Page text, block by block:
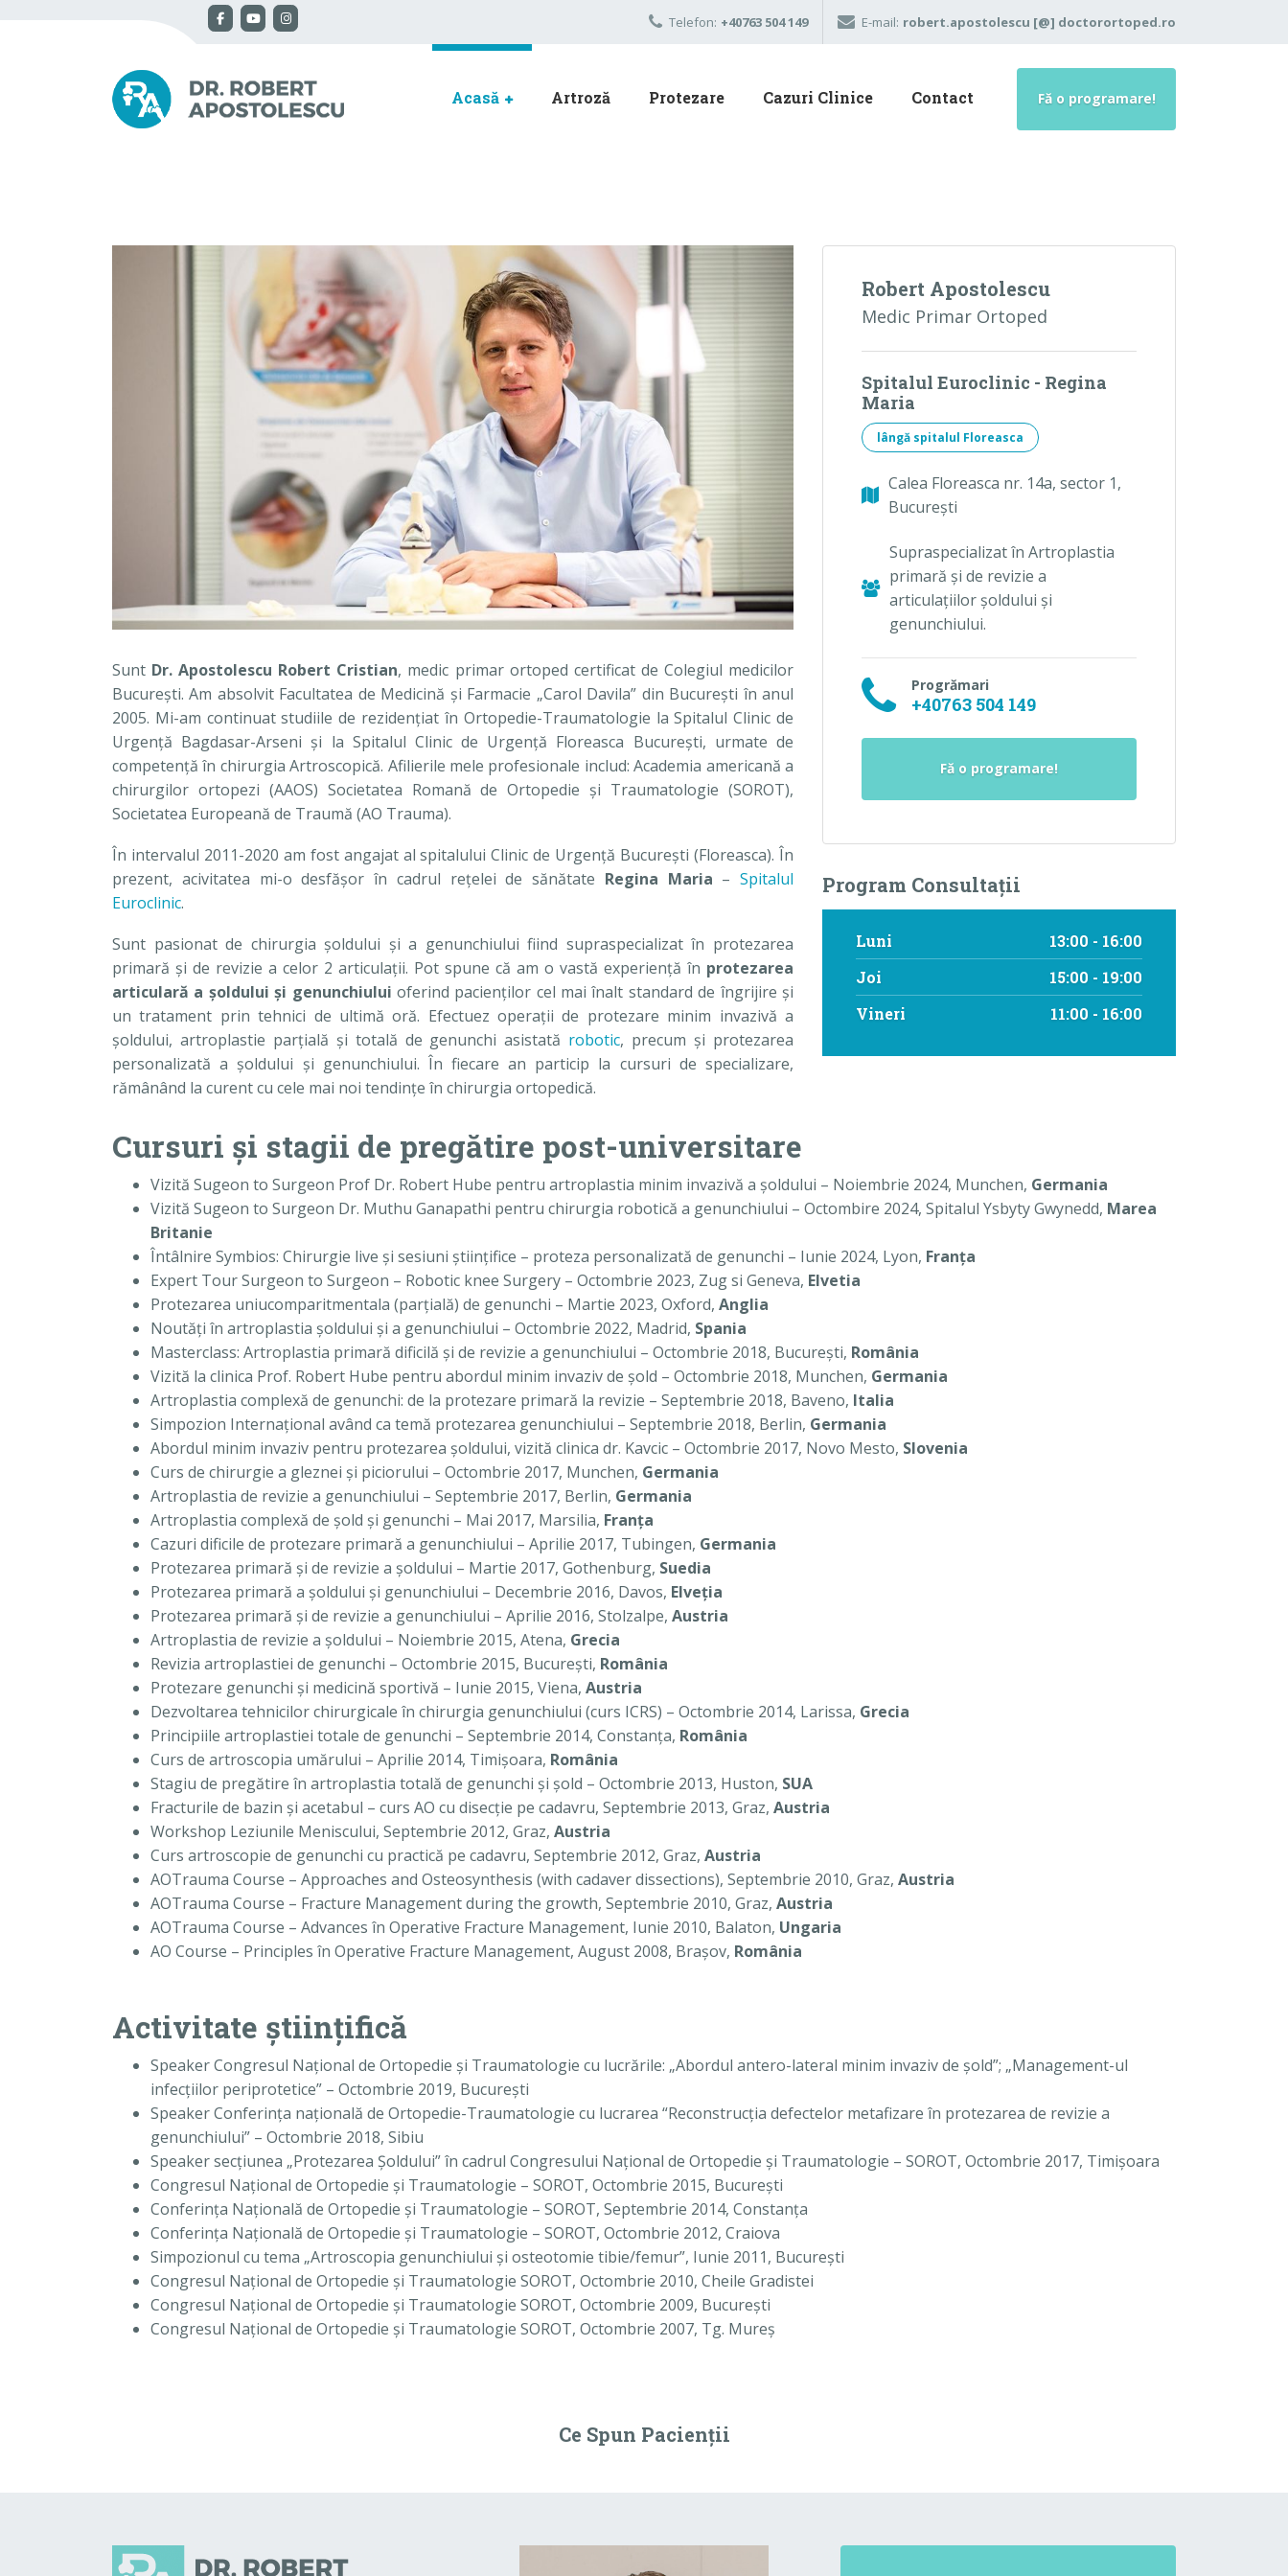
Telefon: +40763 504 149 E-mail: robert.apostolescu [@] doctorortoped.ro
Acasă Artroză Protezare Cazuri Clinice Contact Fă o programare!
Sunt Dr. Apostolescu Robert Cristian, medic primar ortoped certificat de Colegiul medicilor
Bucureşti. Am absolvit Facultatea de Medicină şi Farmacie „Carol Davila” din Bucureşti în anul
2005. Mi-am continuat studiile de rezidenţiat în Ortopedie-Traumatologie la Spitalul Clinic de
Urgenţă Bagdasar-Arseni şi la Spitalul Clinic de Urgenţă Floreasca Bucureşti, urmate de
competenţă în chirurgia Artroscopică. Afilierile mele profesionale includ: Academia americană a
chirurgilor ortopezi (AAOS) Societatea Romană de Ortopedie şi Traumatologie (SOROT),
Societatea Europeană de Traumă (AO Trauma).
În intervalul 2011-2020 am fost angajat al spitalului Clinic de Urgenţă Bucureşti (Floreasca). În
prezent, acivitatea mi-o desfăşor în cadrul reţelei de sănătate Regina Maria – Spitalul
Euroclinic.
Sunt pasionat de chirurgia şoldului şi a genunchiului fiind supraspecializat în protezarea
primară şi de revizie a celor 2 articulaţii. Pot spune că am o vastă experienţă în protezarea
articulară a şoldului şi genunchiului oferind pacienţilor cel mai înalt standard de îngrijire şi
un tratament prin tehnici de ultimă oră. Efectuez operaţii de protezare minim invazivă a
şoldului, artroplastie parţială şi totală de genunchi asistată robotic, precum şi protezarea
personalizată a şoldului şi genunchiului. În fiecare an particip la cursuri de specializare,
rămânând la curent cu cele mai noi tendinţe în chirurgia ortopedică.
Robert Apostolescu
Medic Primar Ortoped
Spitalul Euroclinic - Regina
Maria
lângă spitalul Floreasca
Calea Floreasca nr. 14a, sector 1,
București
Supraspecializat în Artroplastia
primară şi de revizie a
articulaţiilor şoldului şi
genunchiului.
Progrămari
+40763 504 149
Fă o programare!
Program Consultaţii
Luni
13:00 - 16:00
Joi
15:00 - 19:00
Vineri
11:00 - 16:00
Cursuri și stagii de pregătire post-universitare
Vizită Sugeon to Surgeon Prof Dr. Robert Hube pentru artroplastia minim invazivă a şoldului – Noiembrie 2024, Munchen, Germania
Vizită Sugeon to Surgeon Dr. Muthu Ganapathi pentru chirurgia robotică a genunchiului – Octombire 2024, Spitalul Ysbyty Gwynedd, Marea
Britanie
Întâlnire Symbios: Chirurgie live şi sesiuni ştiinţifice – proteza personalizată de genunchi – Iunie 2024, Lyon, Franţa
Expert Tour Surgeon to Surgeon – Robotic knee Surgery – Octombrie 2023, Zug si Geneva, Elvetia
Protezarea uniucomparitmentala (parţială) de genunchi – Martie 2023, Oxford, Anglia
Noutăţi în artroplastia şoldului şi a genunchiului – Octombrie 2022, Madrid, Spania
Masterclass: Artroplastia primară dificilă şi de revizie a genunchiului – Octombrie 2018, Bucureşti, România
Vizită la clinica Prof. Robert Hube pentru abordul minim invaziv de şold – Octombrie 2018, Munchen, Germania
Artroplastia complexă de genunchi: de la protezare primară la revizie – Septembrie 2018, Baveno, Italia
Simpozion Internaţional având ca temă protezarea genunchiului – Septembrie 2018, Berlin, Germania
Abordul minim invaziv pentru protezarea şoldului, vizită clinica dr. Kavcic – Octombrie 2017, Novo Mesto, Slovenia
Curs de chirurgie a gleznei şi piciorului – Octombrie 2017, Munchen, Germania
Artroplastia de revizie a genunchiului – Septembrie 2017, Berlin, Germania
Artroplastia complexă de şold şi genunchi – Mai 2017, Marsilia, Franţa
Cazuri dificile de protezare primară a genunchiului – Aprilie 2017, Tubingen, Germania
Protezarea primară şi de revizie a şoldului – Martie 2017, Gothenburg, Suedia
Protezarea primară a şoldului şi genunchiului – Decembrie 2016, Davos, Elveţia
Protezarea primară şi de revizie a genunchiului – Aprilie 2016, Stolzalpe, Austria
Artroplastia de revizie a şoldului – Noiembrie 2015, Atena, Grecia
Revizia artroplastiei de genunchi – Octombrie 2015, Bucureşti, România
Protezare genunchi şi medicină sportivă – Iunie 2015, Viena, Austria
Dezvoltarea tehnicilor chirurgicale în chirurgia genunchiului (curs ICRS) – Octombrie 2014, Larissa, Grecia
Principiile artroplastiei totale de genunchi – Septembrie 2014, Constanţa, România
Curs de artroscopia umărului – Aprilie 2014, Timişoara, România
Stagiu de pregătire în artroplastia totală de genunchi şi şold – Octombrie 2013, Huston, SUA
Fracturile de bazin şi acetabul – curs AO cu disecţie pe cadavru, Septembrie 2013, Graz, Austria
Workshop Leziunile Meniscului, Septembrie 2012, Graz, Austria
Curs artroscopie de genunchi cu practică pe cadavru, Septembrie 2012, Graz, Austria
AOTrauma Course – Approaches and Osteosynthesis (with cadaver dissections), Septembrie 2010, Graz, Austria
AOTrauma Course – Fracture Management during the growth, Septembrie 2010, Graz, Austria
AOTrauma Course – Advances în Operative Fracture Management, Iunie 2010, Balaton, Ungaria
AO Course – Principles în Operative Fracture Management, August 2008, Braşov, România
Activitate științifică
Speaker Congresul Naţional de Ortopedie şi Traumatologie cu lucrările: „Abordul antero-lateral minim invaziv de şold”; „Management-ul
infecţiilor periprotetice” – Octombrie 2019, Bucureşti
Speaker Conferinţa naţională de Ortopedie-Traumatologie cu lucrarea “Reconstrucţia defectelor metafizare în protezarea de revizie a
genunchiului” – Octombrie 2018, Sibiu
Speaker secţiunea „Protezarea Şoldului” în cadrul Congresului Naţional de Ortopedie şi Traumatologie – SOROT, Octombrie 2017, Timişoara
Congresul Naţional de Ortopedie şi Traumatologie – SOROT, Octombrie 2015, Bucureşti
Conferinţa Naţională de Ortopedie şi Traumatologie – SOROT, Septembrie 2014, Constanţa
Conferinţa Naţională de Ortopedie şi Traumatologie – SOROT, Octombrie 2012, Craiova
Simpozionul cu tema „Artroscopia genunchiului şi osteotomie tibie/femur”, Iunie 2011, Bucureşti
Congresul Naţional de Ortopedie şi Traumatologie SOROT, Octombrie 2010, Cheile Gradistei
Congresul Naţional de Ortopedie şi Traumatologie SOROT, Octombrie 2009, Bucureşti
Congresul Naţional de Ortopedie şi Traumatologie SOROT, Octombrie 2007, Tg. Mureş
Ce Spun Pacienţii